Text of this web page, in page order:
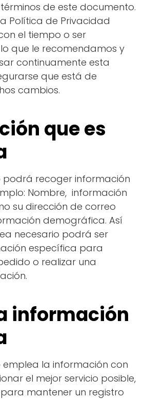
de este documento.
Política de Privacidad
el tiempo o ser
que le recomendamos y
continuamente esta
que está de
cambios.
que es
podrá recoger información
Nombre, información
su dirección de correo
demográfica. Así
necesario podrá ser
específica para
o realizar una
información
emplea la información con
el mejor servicio posible,
mantener un registro